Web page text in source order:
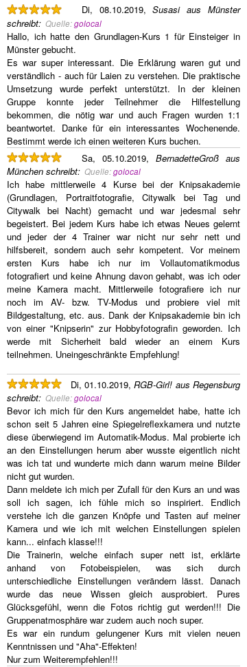
Di, 08.10.2019,Susasi aus Münster
schreibt: Quelle:golocal
Hallo, ich hatte den Grundlagen-Kurs 1 für Einsteiger in
Münster gebucht.
Es war super interessant. Die Erklärung waren gut und
verständlich - auch für Laien zu verstehen. Die praktische
Umsetzung wurde perfekt unterstützt. In der kleinen
Gruppe konnte jeder Teilnehmer die Hilfestellung
bekommen, die nötig war und auch Fragen wurden 1:1
beantwortet. Danke für ein interessantes Wochenende.
Bestimmt werde ich einen weiteren Kurs buchen.
Sa, 05.10.2019,BernadetteGroß aus
München schreibt: Quelle:golocal
Ich habe mittlerweile 4 Kurse bei der Knipsakademie
(Grundlagen, Portraitfotografie, Citywalk bei Tag und
Citywalk bei Nacht) gemacht und war jedesmal sehr
begeistert. Bei jedem Kurs habe ich etwas Neues gelernt
und jeder der 4 Trainer war nicht nur sehr nett und
hilfsbereit, sondern auch sehr kompetent. Vor meinem
ersten Kurs habe ich nur im Vollautomatikmodus
fotografiert und keine Ahnung davon gehabt, was ich oder
meine Kamera macht. Mittlerweile fotografiere ich nur
noch im AV- bzw. TV-Modus und probiere viel mit
Bildgestaltung, etc. aus. Dank der Knipsakademie bin ich
von einer "Knipserin" zur Hobbyfotografin geworden. Ich
werde mit Sicherheit bald wieder an einem Kurs
teilnehmen. Uneingeschränkte Empfehlung!
Di, 01.10.2019,RGB-Girl! aus Regensburg
schreibt: Quelle:golocal
Bevor ich mich für den Kurs angemeldet habe, hatte ich
schon seit 5 Jahren eine Spiegelreflexkamera und nutzte
diese überwiegend im Automatik-Modus. Mal probierte ich
an den Einstellungen herum aber wusste eigentlich nicht
was ich tat und wunderte mich dann warum meine Bilder
nicht gut wurden.
Dann meldete ich mich per Zufall für den Kurs an und was
soll ich sagen, ich fühle mich so inspiriert. Endlich
verstehe ich die ganzen Knöpfe und Tasten auf meiner
Kamera und wie ich mit welchen Einstellungen spielen
kann... einfach klasse!!!
Die Trainerin, welche einfach super nett ist, erklärte
anhand von Fotobeispielen, was sich durch
unterschiedliche Einstellungen verändern lässt. Danach
wurde das neue Wissen gleich ausprobiert. Pures
Glücksgefühl, wenn die Fotos richtig gut werden!!! Die
Gruppenatmosphäre war zudem auch noch super.
Es war ein rundum gelungener Kurs mit vielen neuen
Kenntnissen und "Aha"-Effekten!
Nur zum Weiterempfehlen!!!